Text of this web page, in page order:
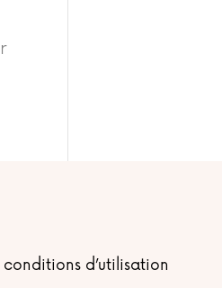
d’utilisation